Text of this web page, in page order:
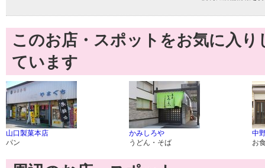
このお店・スポットをお気に入
ています
山口製菓本店
パン
かみしろや
うどん・そば
中
お